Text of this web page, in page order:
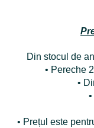
Din stocul de
• Pereche
•
• Prețul este